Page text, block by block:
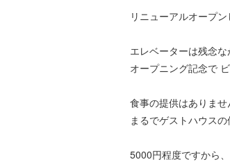
リニューアルオープ
エレベーターは残念な
オープニング記念で
食事の提供はありませ
まるでゲストハウスの
5000円程度ですから、